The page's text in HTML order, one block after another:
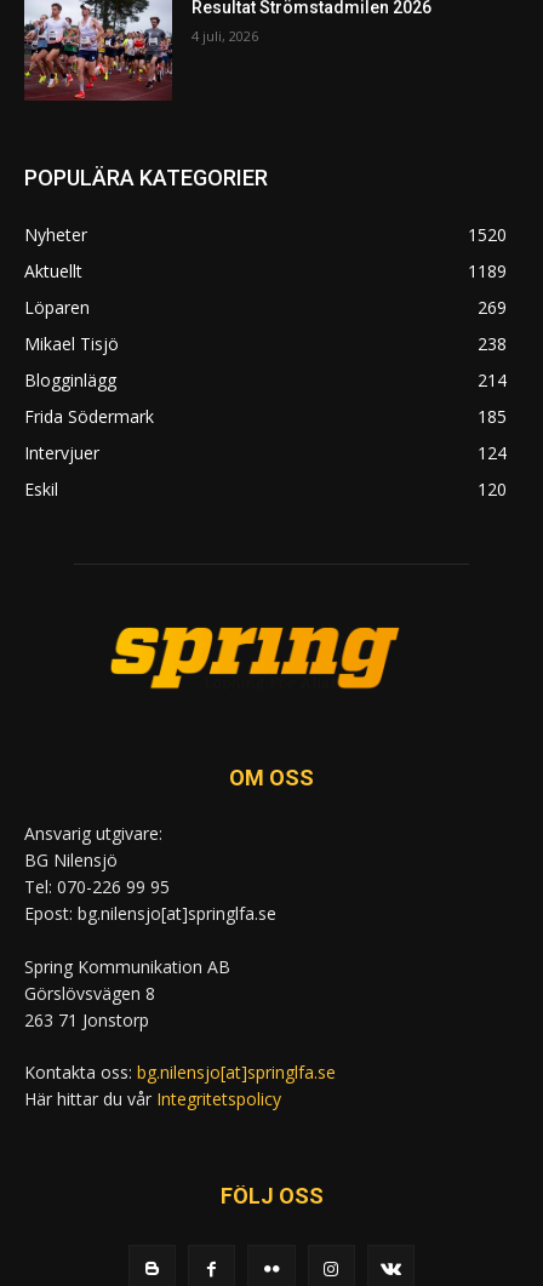
Resultat Strömstadmilen 2026
4 juli, 2026
POPULÄRA KATEGORIER
Nyheter
1520
Aktuellt
1189
Löparen
269
Mikael Tisjö
238
Blogginlägg
214
Frida Södermark
185
Intervjuer
124
Eskil
120
OM OSS
Ansvarig utgivare:
BG Nilensjö
Tel: 070-226 99 95
Epost: bg.nilensjo[at]springlfa.se
Spring Kommunikation AB
Görslövsvägen 8
263 71 Jonstorp
Kontakta oss: bg.nilensjo[at]springlfa.se
Här hittar du vår Integritetspolicy
FÖLJ OSS